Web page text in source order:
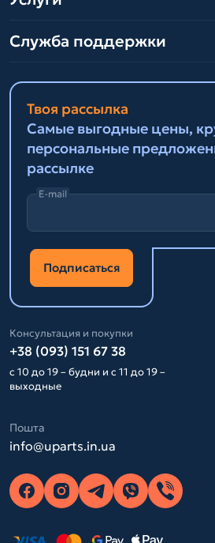
Служба поддержки
Твоя рассылка
Самые выгодные цены,
персональные
рассылке
E-mail
Подписаться
Консультация и покупки
+38 (093) 151 67 38
с 10 до 19 – будни и с 11 до 19 –
выходные
Пошта
info@uparts.in.ua